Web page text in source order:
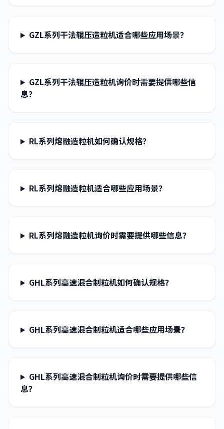
GZL系列干法辊压造粒机适合哪些应用场景？
GZL系列干法辊压造粒机询价时需要提供哪些信
息？
RL系列熔融造粒机如何确认规格？
RL系列熔融造粒机适合哪些应用场景？
RL系列熔融造粒机询价时需要提供哪些信息？
GHL系列高速混合制粒机如何确认规格？
GHL系列高速混合制粒机适合哪些应用场景？
GHL系列高速混合制粒机询价时需要提供哪些信
息？